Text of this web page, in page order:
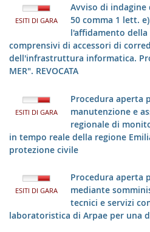
ESITI DI GARA
Avviso di indagine
50 comma 1 lett.
l'affidamento
comprensivi di accessori di
dell'infrastruttura informatica.
MER". REVOCATA
ESITI DI GARA
Procedura aperta
manutenzione e
regionale di
in tempo reale della regione
protezione civile
ESITI DI GARA
Procedura aperta
mediante
tecnici e servizi
laboratoristica di Arpae per una